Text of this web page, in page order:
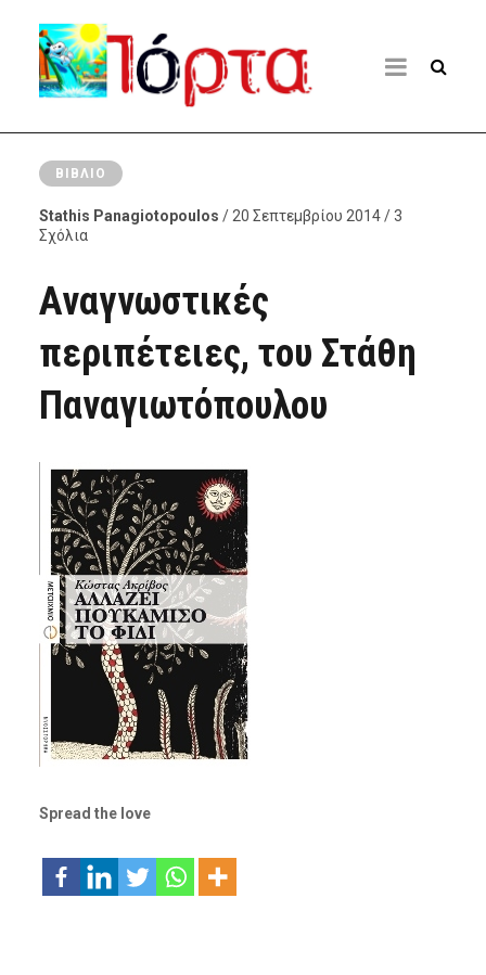
ΒΙΒΛΊΟ
Stathis Panagiotopoulos / 20 Σεπτεμβρίου 2014 / 3
Σχόλια
Αναγνωστικές
περιπέτειες, του Στάθη
Παναγιωτόπουλου
Spread the love